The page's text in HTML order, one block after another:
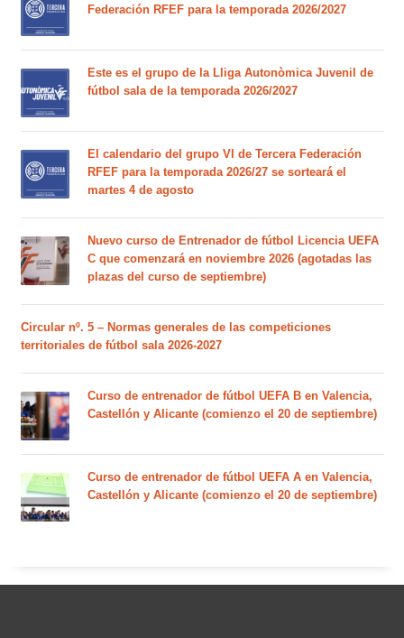
Federación RFEF para la temporada 2026/2027
Este es el grupo de la Lliga Autonòmica Juvenil de
fútbol sala de la temporada 2026/2027
El calendario del grupo VI de Tercera Federación
RFEF para la temporada 2026/27 se sorteará el
martes 4 de agosto
Nuevo curso de Entrenador de fútbol Licencia UEFA
C que comenzará en noviembre 2026 (agotadas las
plazas del curso de septiembre)
Circular nº. 5 – Normas generales de las competiciones
territoriales de fútbol sala 2026-2027
Curso de entrenador de fútbol UEFA B en Valencia,
Castellón y Alicante (comienzo el 20 de septiembre)
Curso de entrenador de fútbol UEFA A en Valencia,
Castellón y Alicante (comienzo el 20 de septiembre)